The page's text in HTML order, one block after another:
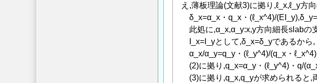
え,薄板理論(文献3)に拠り,ℓ_x,ℓ_y方
δ_x=α_x・q_x・(ℓ_x^4)/
此処に,α_x,α_y:x,y方向細長slabの
I_x=I_yとして,δ_x=δ_yであるから,
α_x/α_y=q_y・(ℓ_y^4)/(q_x・
(2)に拠り,q_x=α_y・(ℓ_y^4)・q/
(3)に拠り,q_x,q_yが求められると,